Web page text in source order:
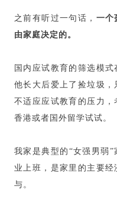
之前有听过一句话， 一个
由家庭决定的。
国内应试教育的筛选模
他长大后爱上了捡垃圾
不适应应试教育的压力
香港或者国外留学试试。
我家是典型的“女强男弱
业上班，是家里的主要
与。